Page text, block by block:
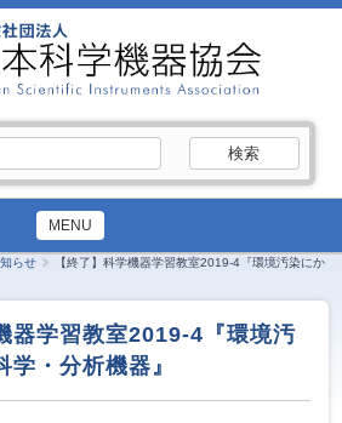
索:
MENU
らせ
【終了】科学機器学習教室2019-4『環境汚染にか
器学習教室2019-4『環境汚
学・分析機器』